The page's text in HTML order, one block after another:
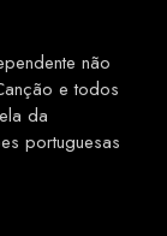
não
e todos
da
portuguesas